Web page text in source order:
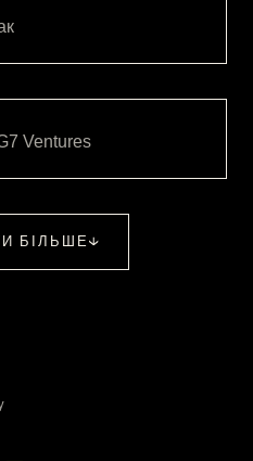
Ventures
БІЛЬШЕ